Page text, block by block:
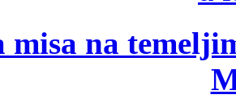
misa na